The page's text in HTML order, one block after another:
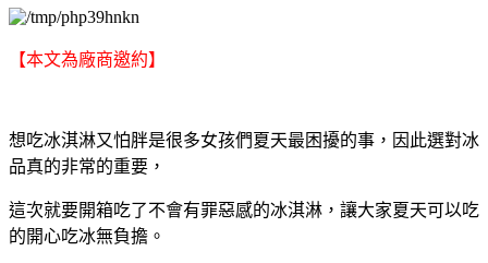
【本文為廠商邀約】
想吃冰淇淋又怕胖是很多女孩們夏天最困擾的事，因此選對冰
品真的非常的重要，
這次就要開箱吃了不會有罪惡感的冰淇淋，讓大家夏天可以吃
的開心吃冰無負擔。